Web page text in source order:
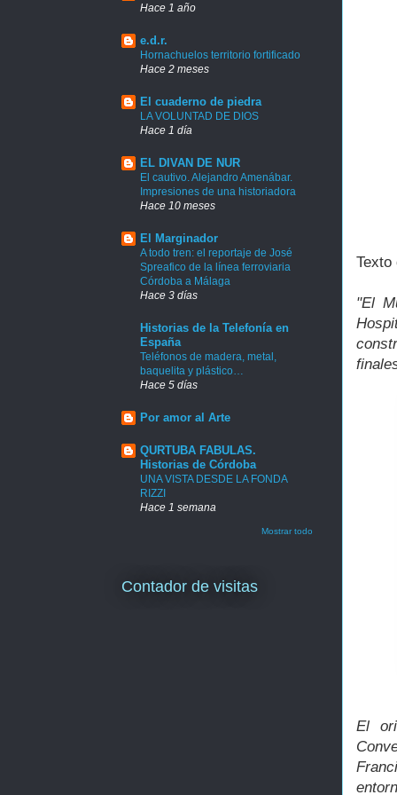
Texto
"El
El
Hace 1 año
e.d.r.
Hornachuelos territorio fortificado
Hace 2 meses
El cuaderno de piedra
LA VOLUNTAD DE DIOS
Hace 1 día
EL DIVAN DE NUR
El cautivo. Alejandro Amenábar.
Impresiones de una historiadora
Hace 10 meses
El Marginador
A todo tren: el reportaje de José
Spreafico de la línea ferroviaria
Córdoba a Málaga
Hace 3 días
Historias de la Telefonía en
España
Teléfonos de madera, metal,
baquelita y plástico…
Hace 5 días
Por amor al Arte
QURTUBA FABULAS.
Historias de Córdoba
UNA VISTA DESDE LA FONDA
RIZZI
Hace 1 semana
Mostrar todo
Contador de visitas